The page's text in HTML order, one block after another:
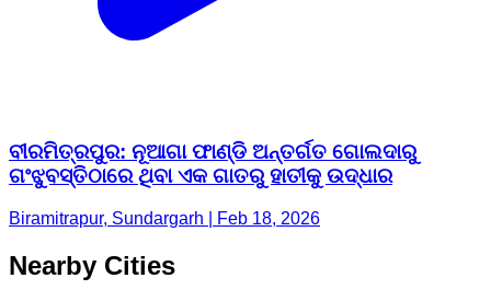
ବୀରମିତ୍ରପୁର: ନୂଆଗା ଫାଣ୍ଡି ଅନ୍ତର୍ଗତ ଗୋଲଦାରୁ
ଗଂଝୁବସ୍ତିଠାରେ ଥିବା ଏକ ଗାତରୁ ହାତୀକୁ ଉଦ୍ଧାର
Biramitrapur, Sundargarh | Feb 18, 2026
Nearby Cities